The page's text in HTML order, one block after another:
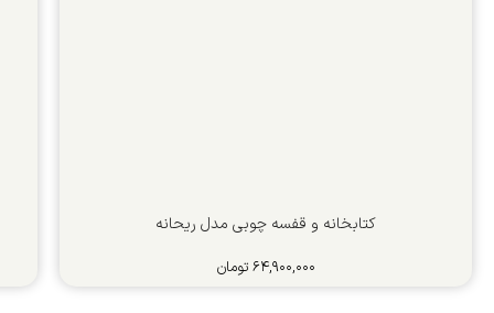
کتابخانه و قفسه چوبی مدل ریحانه
۶۴,۹۰۰,۰۰۰ تومان